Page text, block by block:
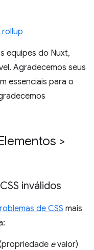
equipes do Nuxt,
Agradecemos seus
essenciais para o
>
inválidos
de CSS mais
evalor)